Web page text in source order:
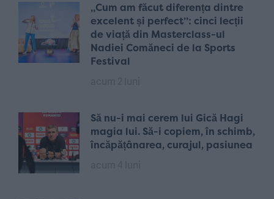
„Cum am făcut diferența dintre
excelent și perfect”: cinci lecții
de viață din Masterclass-ul
Nadiei Comăneci de la Sports
Festival
Să nu-i mai cerem lui Gică Hagi
magia lui. Să-i copiem, în schimb,
încăpățânarea, curajul, pasiunea